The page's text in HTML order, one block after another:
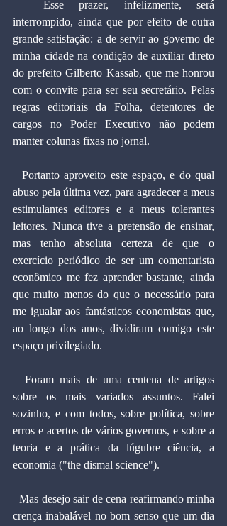
interrompido, ainda que por efeito de outra
grande satisfação: a de servir ao governo de
minha cidade na condição de auxiliar direto
do prefeito Gilberto Kassab, que me honrou
com o convite para ser seu secretário. Pelas
regras editoriais da Folha, detentores de
cargos no Poder Executivo não podem
manter colunas fixas no jornal.
abuso pela última vez, para agradecer a meus
estimulantes editores e a meus tolerantes
leitores. Nunca tive a pretensão de ensinar,
mas tenho absoluta certeza de que o
exercício periódico de ser um comentarista
econômico me fez aprender bastante, ainda
que muito menos do que o necessário para
me igualar aos fantásticos economistas que,
ao longo dos anos, dividiram comigo este
espaço privilegiado.
sobre os mais variados assuntos. Falei
sozinho, e com todos, sobre política, sobre
erros e acertos de vários governos, e sobre a
teoria e a prática da lúgubre ciência, a
economia ("the dismal science").
crença inabalável no bom senso que um dia